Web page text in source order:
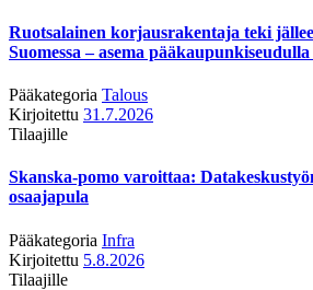
Ruotsalainen korjausrakentaja teki
Suomessa – asema
Pääkategoria Talous
Kirjoitettu 31.7.2026
Tilaajille
Skanska-pomo varoittaa:
osaajapula
Pääkategoria Infra
Kirjoitettu 5.8.2026
Tilaajille